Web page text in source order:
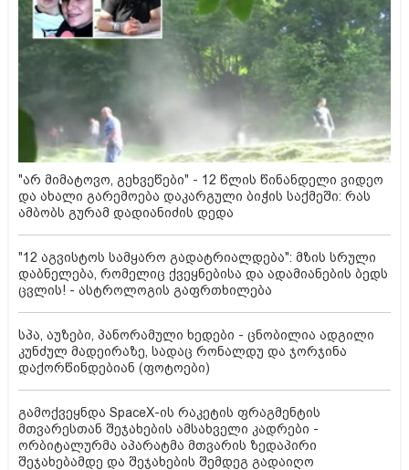
"არ მიმატოვო, გეხვეწები" - 12 წლის წინანდელი ვიდეო
და ახალი გარემოება დაკარგული ბიჭის საქმეში: რას
ამბობს გურამ დადიანიძის დედა
"12 აგვისტოს სამყარო გადატრიალდება": მზის სრული
დაბნელება, რომელიც ქვეყნებისა და ადამიანების ბედს
ცვლის! - ასტროლოგის გაფრთხილება
სპა, აუზები, პანორამული ხედები - ცნობილია ადგილი
კუნძულ მადეირაზე, სადაც რონალდუ და ჯორჯინა
დაქორწინდებიან (ფოტოები)
გამოქვეყნდა SpaceX-ის რაკეტის ფრაგმენტის
მთვარესთან შეჯახების ამსახველი კადრები -
ორბიტალურმა აპარატმა მთვარის ზედაპირი
შეჯახებამდე და შეჯახების შემდეგ გადაიღო